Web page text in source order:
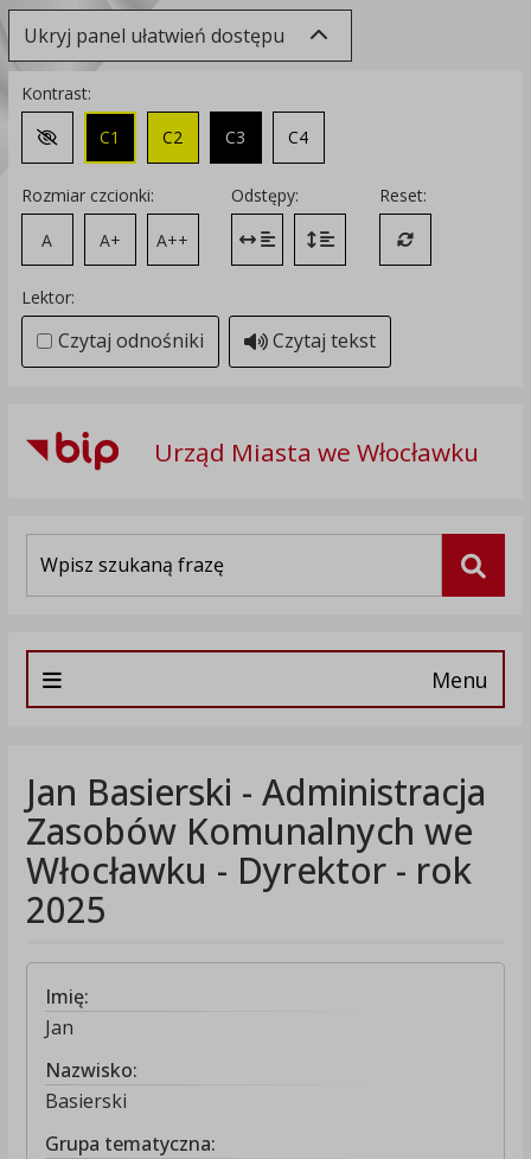
Ukryj panel ułatwień dostępu
Kontrast:
Zmień kontrast na domyślny
C1 C2 C3 C4
Rozmiar czcionki:
A
A+ A++
Odstępy:
Zmień odstęp między literami
Zmień interlinię i margines
Reset:
Przywróć
Lektor:
Czytaj odnośniki Czytaj tekst
Urząd Miasta we Włocławku
Menu
Jan Basierski - Administracja
Zasobów Komunalnych we
Włocławku - Dyrektor - rok
2025
Imię:
Jan
Nazwisko:
Basierski
Grupa tematyczna: